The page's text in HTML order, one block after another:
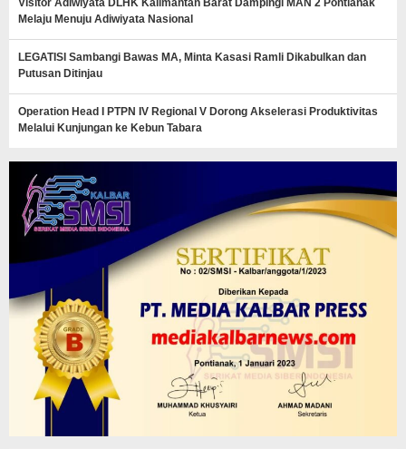
Visitor Adiwiyata DLHK Kalimantan Barat Dampingi MAN 2 Pontianak
Melaju Menuju Adiwiyata Nasional
LEGATISI Sambangi Bawas MA, Minta Kasasi Ramli Dikabulkan dan
Putusan Ditinjau
Operation Head I PTPN IV Regional V Dorong Akselerasi Produktivitas
Melalui Kunjungan ke Kebun Tabara